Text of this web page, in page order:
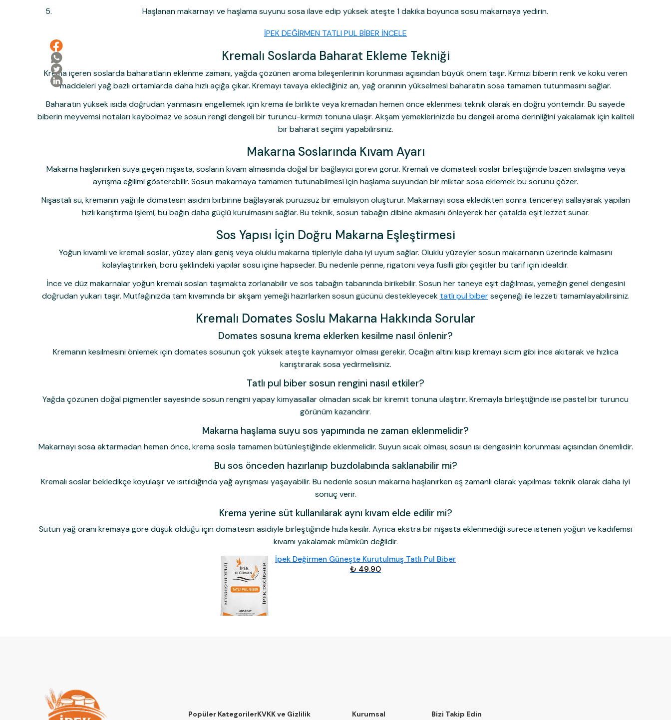
Haşlanan makarnayı ve haşlama suyunu sosa ilave edip yüksek ateşte 1 dakika boyunca sosu makarnaya yedirin.
İPEK DEĞİRMEN TATLI PUL BİBER İNCELE
Kremalı Soslarda Baharat Ekleme Tekniği
Krema içeren soslarda baharatların eklenme zamanı, yağda çözünen aroma bileşenlerinin korunması açısından büyük önem taşır. Kırmızı biberin renk ve koku veren
maddeleri yağ bazlı ortamlarda daha hızlı açığa çıkar. Kremayı tavaya eklediğiniz an, yağ oranının yükselmesi baharatın sosa tamamen tutunmasını sağlar.
Baharatın yüksek ısıda doğrudan yanmasını engellemek için krema ile birlikte veya kremadan hemen önce eklenmesi teknik olarak en doğru yöntemdir. Bu sayede
biberin meyvemsi notaları kaybolmaz ve sosun rengi dengeli bir turuncu-kırmızı tonuna ulaşır. Akşam yemeklerinizde bu dengeli aroma derinliğini yakalamak için kaliteli
bir baharat seçimi yapabilirsiniz.
Makarna Soslarında Kıvam Ayarı
Makarna haşlanırken suya geçen nişasta, sosların kıvam almasında doğal bir bağlayıcı görevi görür. Kremalı ve domatesli soslar birleştiğinde bazen sıvılaşma veya
ayrışma eğilimi gösterebilir. Sosun makarnaya tamamen tutunabilmesi için haşlama suyundan bir miktar sosa eklemek bu sorunu çözer.
Nişastalı su, kremanın yağı ile domatesin asidini birbirine bağlayarak pürüzsüz bir emülsiyon oluşturur. Makarnayı sosa ekledikten sonra tencereyi sallayarak yapılan
hızlı karıştırma işlemi, bu bağın daha güçlü kurulmasını sağlar. Bu teknik, sosun tabağın dibine akmasını önleyerek her çatalda eşit lezzet sunar.
Sos Yapısı İçin Doğru Makarna Eşleştirmesi
Yoğun kıvamlı ve kremalı soslar, yüzey alanı geniş veya oluklu makarna tipleriyle daha iyi uyum sağlar. Oluklu yüzeyler sosun makarnanın üzerinde kalmasını
kolaylaştırırken, boru şeklindeki yapılar sosu içine hapseder. Bu nedenle penne, rigatoni veya fusilli gibi çeşitler bu tarif için idealdir.
İnce ve düz makarnalar yoğun kremalı sosları taşımakta zorlanabilir ve sos tabağın tabanında birikebilir. Sosun her taneye eşit dağılması, yemeğin genel dengesini
doğrudan yukarı taşır. Mutfağınızda tam kıvamında bir akşam yemeği hazırlarken sosun gücünü destekleyecek tatlı pul biberseçeneği ile lezzeti tamamlayabilirsiniz.
Kremalı Domates Soslu Makarna Hakkında Sorular
Domates sosuna krema eklerken kesilme nasıl önlenir?
Kremanın kesilmesini önlemek için domates sosunun çok yüksek ateşte kaynamıyor olması gerekir. Ocağın altını kısıp kremayı sicim gibi ince akıtarak ve hızlıca
karıştırarak sosa yedirmelisiniz.
Tatlı pul biber sosun rengini nasıl etkiler?
Yağda çözünen doğal pigmentler sayesinde sosun rengini yapay kimyasallar olmadan sıcak bir kiremit tonuna ulaştırır. Kremayla birleştiğinde ise pastel bir turuncu
görünüm kazandırır.
Makarna haşlama suyu sos yapımında ne zaman eklenmelidir?
Makarnayı sosa aktarmadan hemen önce, krema sosla tamamen bütünleştiğinde eklenmelidir. Suyun sıcak olması, sosun ısı dengesinin korunması açısından önemlidir.
Bu sos önceden hazırlanıp buzdolabında saklanabilir mi?
Kremalı soslar bekledikçe koyulaşır ve ısıtıldığında yağ ayrışması yaşayabilir. Bu nedenle sosun makarna haşlanırken eş zamanlı olarak yapılması teknik olarak daha iyi
sonuç verir.
Krema yerine süt kullanılarak aynı kıvam elde edilir mi?
Sütün yağ oranı kremaya göre düşük olduğu için domatesin asidiyle birleştiğinde hızla kesilir. Ayrıca ekstra bir nişasta eklenmediği sürece istenen yoğun ve kadifemsi
kıvamı yakalamak mümkün değildir.
İpek Değirmen Güneşte Kurutulmuş Tatlı Pul Biber
₺ 49.90
Popüler KategorilerKVKK ve Gizlilik Kurumsal Bizi Takip Edin